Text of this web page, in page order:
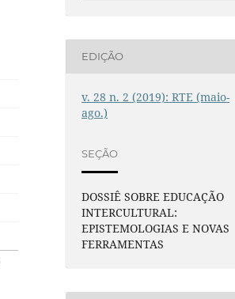
EDIÇÃO
v. 28 n. 2 (2019): RTE (maio-
ago.)
SEÇÃO
DOSSIÊ SOBRE EDUCAÇÃO
INTERCULTURAL:
EPISTEMOLOGIAS E NOVAS
FERRAMENTAS